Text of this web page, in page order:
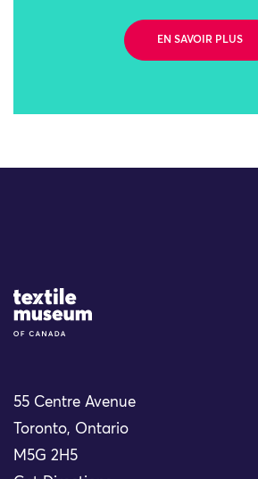
EN SAVOIR PLUS
Site Logo
55 Centre Avenue
Toronto, Ontario
M5G 2H5